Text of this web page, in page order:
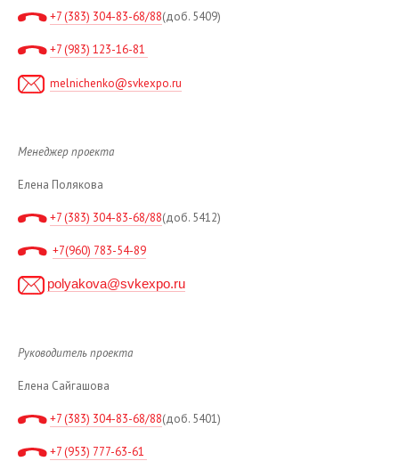
+7(383) 304-83-68/88(доб. 5409)
+7 (983) 123-16-81
melnichenko@svkexpo.ru
Менеджер проекта
Елена Полякова
+7(383) 304-83-68/88(доб. 5412)
+7(960) 783-54-89
polyakova@svkexpo.ru
Руководитель проекта
Елена Сайгашова
+7(383) 304-83-68/88(доб. 5401)
+7 (953) 777-63-61